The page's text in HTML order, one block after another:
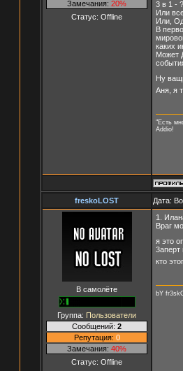
Замечания: 20%
Статус: Offline
3 в 1 -
Или
Или,
В
каких
Может
Ну
Аня, я
"Есть
Addio!
freskoLOST Дата:
В самолёте
Группа: Пользователи
Сообщений: 2
Репутация: 0
Замечания: 40%
Статус: Offline
1.
Враг
я это
3аперт
кто
bY